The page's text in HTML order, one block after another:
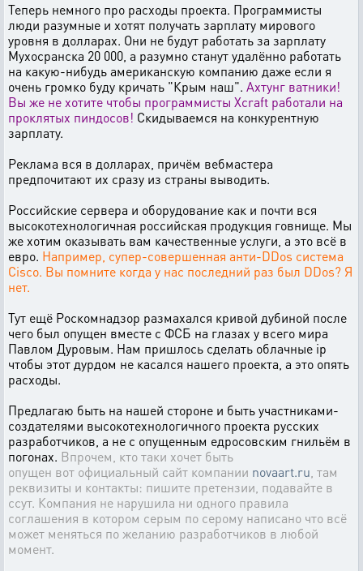
Теперь немного про расходы проекта. Программисты
люди разумные и хотят получать зарплату мирового
уровня в долларах. Они не будут работать за зарплату
Мухосранска 20 000, а разумно станут удалённо работать
на какую-нибудь американскую компанию даже если я
очень громко буду кричать "Крым наш". Ахтунг ватники!
Вы же не хотите чтобы программисты Xcraft работали на
проклятых пиндосов! Скидываемся на конкурентную
зарплату.
Реклама вся в долларах, причём вебмастера
предпочитают их сразу из страны выводить.
Российские сервера и оборудование как и почти вся
высокотехнологичная российская продукция говнище. Мы
же хотим оказывать вам качественные услуги, а это всё в
евро. Например, супер-совершенная анти-DDos система
Cisco. Вы помните когда у нас последний раз был DDos? Я
нет.
Тут ещё Роскомнадзор размахался кривой дубиной после
чего был опущен вместе с ФСБ на глазах у всего мира
Павлом Дуровым. Нам пришлось сделать облачные ip
чтобы этот дурдом не касался нашего проекта, а это опять
расходы.
Предлагаю быть на нашей стороне и быть участниками-
создателями высокотехнологичного проекта русских
разработчиков, а не с опущенным едросовским гнильём в
погонах. Впрочем, кто таки хочет быть
опущен вот официальный сайт компании novaart.ru, там
реквизиты и контакты: пишите претензии, подавайте в
ссут. Компания не нарушила ни одного правила
соглашения в котором серым по серому написано что всё
может меняться по желанию разработчиков в любой
момент.